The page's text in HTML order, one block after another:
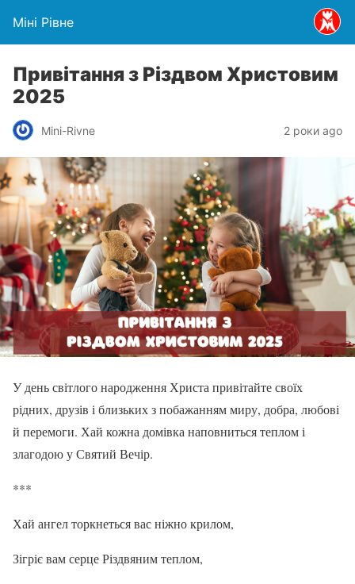
Міні Рівне
Привітання з Різдвом Христовим
2025
Mini-Rivne 2 роки ago
У день світлого народження Христа привітайте своїх
рідних, друзів і близьких з побажанням миру, добра, любові
й перемоги. Хай кожна домівка наповниться теплом і
злагодою у Святий Вечір.
***
Хай ангел торкнеться вас ніжно крилом,
Зігріє вам серце Різдвяним теплом,